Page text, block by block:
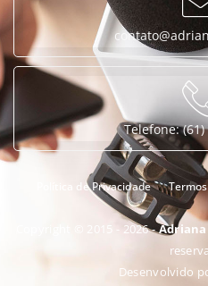
Telefone:
Política de Privacidade
Copyright © 2015 - 2026 -Adriana
Desenvolvido